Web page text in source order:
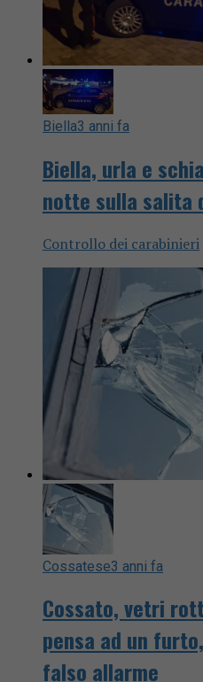
Biella3 anni fa
Biella, urla e
notte sulla salita
Controllo dei carabinieri
Cossatese3 anni fa
Cossato, vetri
pensa ad un
falso allarme